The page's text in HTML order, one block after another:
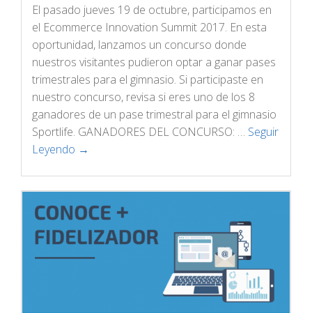
El pasado jueves 19 de octubre, participamos en
el Ecommerce Innovation Summit 2017. En esta
oportunidad, lanzamos un concurso donde
nuestros visitantes pudieron optar a ganar pases
trimestrales para el gimnasio. Si participaste en
nuestro concurso, revisa si eres uno de los 8
ganadores de un pase trimestral para el gimnasio
Sportlife. GANADORES DEL CONCURSO: … Seguir
Leyendo →